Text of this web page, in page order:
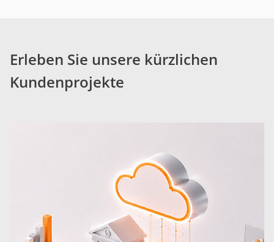
Erleben Sie unsere kürzlichen
Kundenprojekte